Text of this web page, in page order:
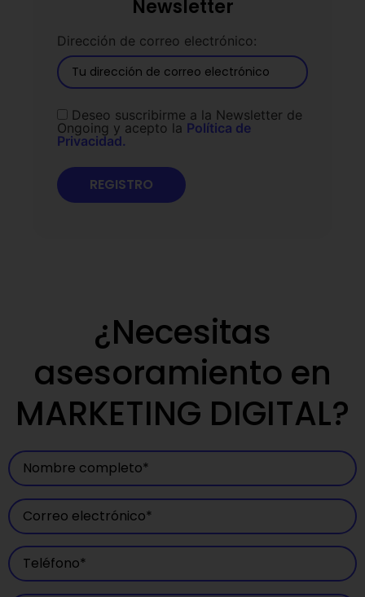
Newsletter
Dirección de correo electrónico:
Deseo suscribirme a la Newsletter de
Ongoing y acepto la Política de
Privacidad.
¿Necesitas
asesoramiento en
MARKETING DIGITAL?